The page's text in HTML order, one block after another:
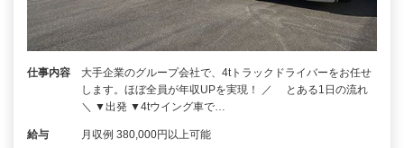
仕事内容
大手企業のグループ会社で、4tトラックドライバーをお任せ
します。ほぼ全員が年収UPを実現！ ／ とある1日の流れ
＼ ▼出発 ▼4tウイング車で…
給与 月収例 380,000円以上可能